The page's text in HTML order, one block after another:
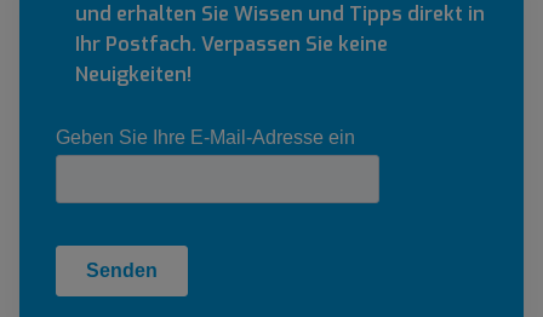
und erhalten Sie Wissen und Tipps direkt in
Ihr Postfach. Verpassen Sie keine
Neuigkeiten!